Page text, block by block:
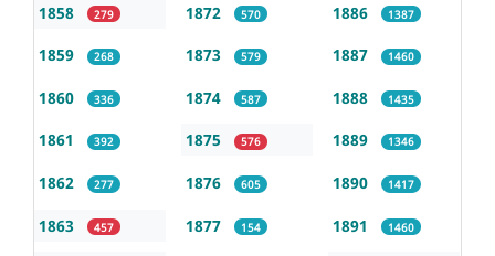
1858 279
1859 268
1860 336
1861 392
1862 277
1863 457
1872 570
1873 579
1874 587
1875 576
1876 605
1877 154
1886 1387
1887 1460
1888 1435
1889 1346
1890 1417
1891 1460